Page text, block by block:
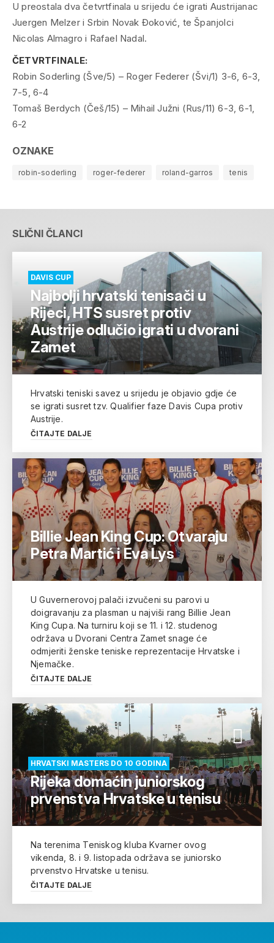
U preostala dva četvrtfinala u srijedu će igrati Austrijanac
Juergen Melzer i Srbin Novak Đoković, te Španjolci
Nicolas Almagro i Rafael Nadal.
ČETVRTFINALE:
Robin Soderling (Šve/5) – Roger Federer (Švi/1) 3-6, 6-3,
7-5, 6-4
Tomaš Berdych (Češ/15) – Mihail Južni (Rus/11) 6-3, 6-1,
6-2
OZNAKE
robin-soderling roger-federer roland-garros tenis
SLIČNI ČLANCI
DAVIS CUP
Najbolji hrvatski tenisači u
Rijeci, HTS susret protiv
Austrije odlučio igrati u dvorani
Zamet
Hrvatski teniski savez u srijedu je objavio gdje će
se igrati susret tzv. Qualifier faze Davis Cupa protiv
Austrije.
ČITAJTE DALJE
Billie Jean King Cup: Otvaraju
Petra Martić i Eva Lys
U Guvernerovoj palači izvučeni su parovi u
doigravanju za plasman u najviši rang Billie Jean
King Cupa. Na turniru koji se 11. i 12. studenog
održava u Dvorani Centra Zamet snage će
odmjeriti ženske teniske reprezentacije Hrvatske i
Njemačke.
ČITAJTE DALJE
HRVATSKI MASTERS DO 10 GODINA
Rijeka domaćin juniorskog
prvenstva Hrvatske u tenisu
Na terenima Teniskog kluba Kvarner ovog
vikenda, 8. i 9. listopada održava se juniorsko
prvenstvo Hrvatske u tenisu.
ČITAJTE DALJE